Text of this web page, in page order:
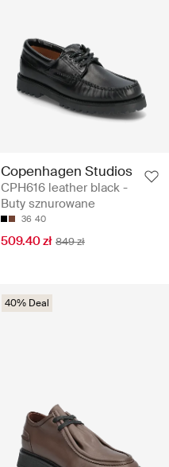
Copenhagen Studios
CPH616 leather black -
Buty sznurowane
36 40
509.40 zł 849 zł
40% Deal